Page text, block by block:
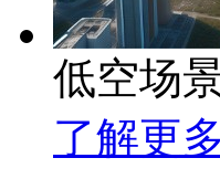
低空场
了解更多